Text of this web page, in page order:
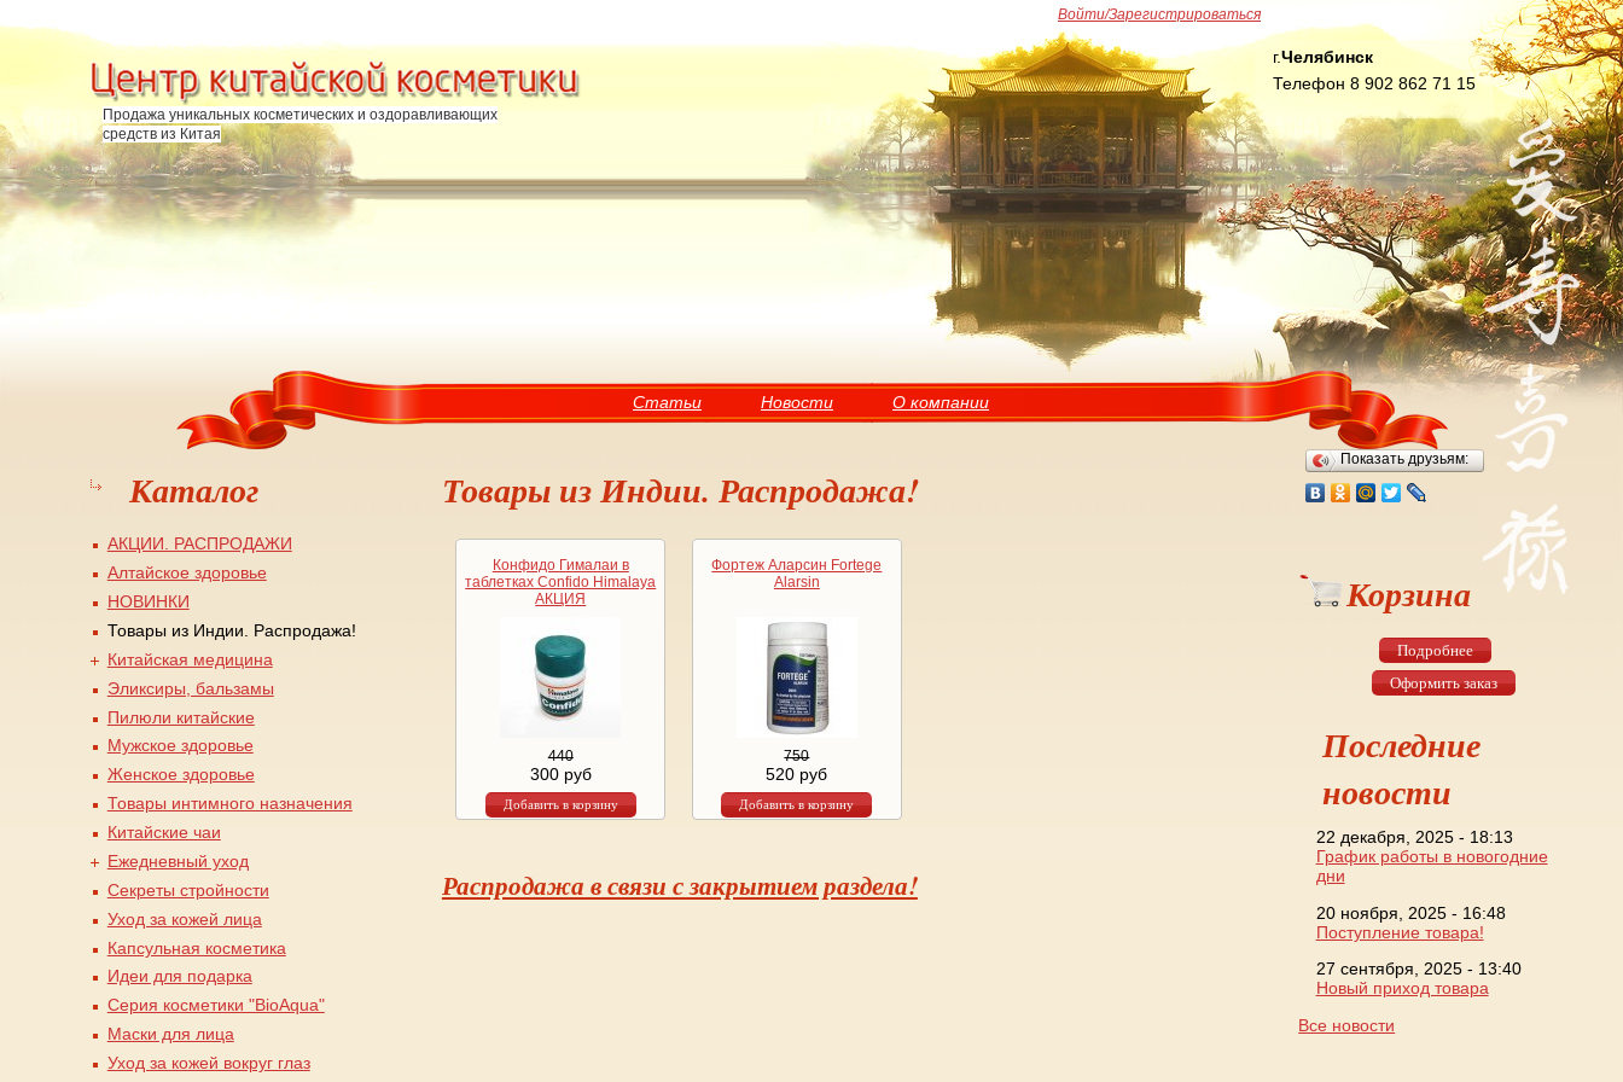
Продажа уникальных косметических и оздоравливающих
средств из Китая
г.Челябинск
Телефон 8 902 862 71 15
Статьи Новости О компании
Товары из Индии. Распродажа!
Вы здесь
Конфидо Гималаи в
таблетках Confido Himalaya
АКЦИЯ
440
300 руб
Фортеж Аларсин Fortege
Alarsin
750
520 руб
Распродажа в связи с закрытием раздела!
Каталог
АКЦИИ. РАСПРОДАЖИ
Алтайское здоровье
НОВИНКИ
Товары из Индии. Распродажа!
Китайская медицина
Эликсиры, бальзамы
Пилюли китайские
Мужское здоровье
Женское здоровье
Товары интимного назначения
Китайские чаи
Ежедневный уход
Секреты стройности
Уход за кожей лица
Капсульная косметика
Идеи для подарка
Серия косметики "BioAqua"
Маски для лица
Уход за кожей вокруг глаз
Показать друзьям:
Корзина
Подробнее
Оформить заказ
Последние
новости
22 декабря, 2025 - 18:13
График работы в новогодние
дни
20 ноября, 2025 - 16:48
Поступление товара!
27 сентября, 2025 - 13:40
Новый приход товара
Все новости
Войти/Зарегистрироваться